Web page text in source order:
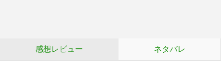
感想レビュー ネタバレ